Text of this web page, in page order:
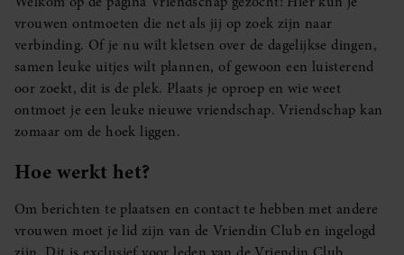
vrouwen ontmoeten die net als jij op zoek zijn naar
verbinding. Of je nu wilt kletsen over de dagelijkse dingen,
samen leuke uitjes wilt plannen, of gewoon een luisterend
oor zoekt, dit is de plek. Plaats je oproep en wie weet
ontmoet je een leuke nieuwe vriendschap. Vriendschap kan
zomaar om de hoek liggen.
Hoe werkt het?
Om berichten te plaatsen en contact te hebben met andere
vrouwen moet je lid zijn van de Vriendin Club en ingelogd